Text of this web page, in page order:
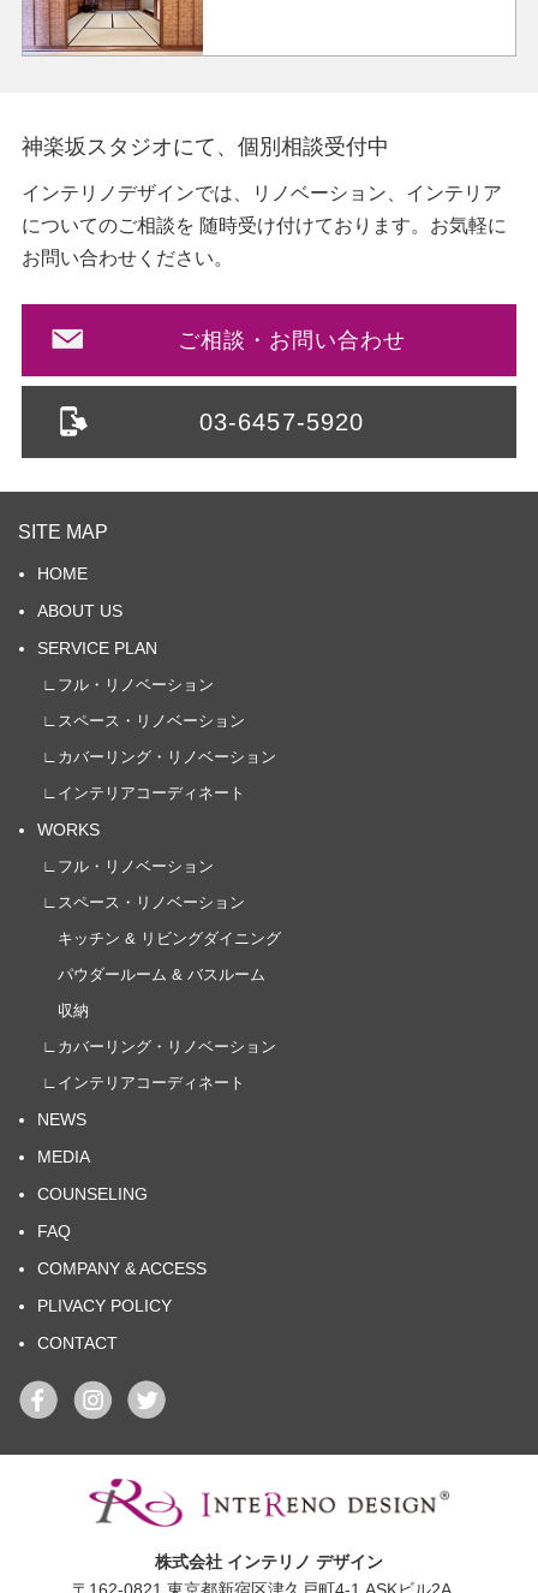
神楽坂スタジオにて、個別相談受付中
インテリノデザインでは、リノベーション、インテリア
についてのご相談を 随時受け付けております。お気軽に
お問い合わせください。
ご相談・お問い合わせ
03-6457-5920
SITE MAP
HOME
ABOUT US
SERVICE PLAN
∟フル・リノベーション
∟スペース・リノベーション
∟カバーリング・リノベーション
∟インテリアコーディネート
WORKS
∟フル・リノベーション
∟スペース・リノベーション
キッチン & リビングダイニング
パウダールーム & バスルーム
収納
∟カバーリング・リノベーション
∟インテリアコーディネート
NEWS
MEDIA
COUNSELING
FAQ
COMPANY & ACCESS
PLIVACY POLICY
CONTACT
株式会社 インテリノ デザイン